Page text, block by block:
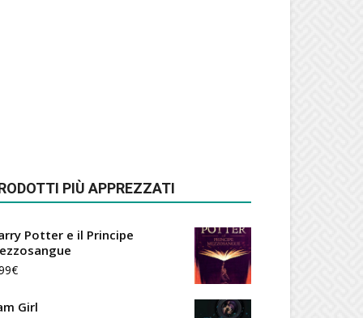
PIÙ APPREZZATI
Potter e il Principe
€
Girl